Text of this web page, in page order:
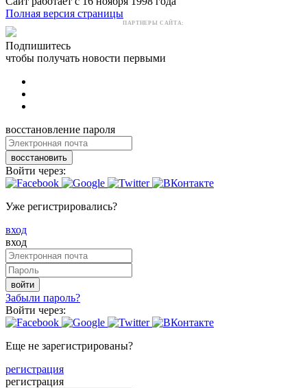
Полная версия страницы
ПАРТНЕРЫ САЙТА:
Подпишитесь
чтобы получать новости первыми
восстановление пароля
восстановить
Войти через:
Уже регистрировались?
вход
вход
войти
Забыли пароль?
Войти через:
Еще не зарегистрированы?
регистрация
регистрация